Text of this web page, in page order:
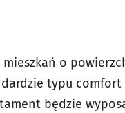
o
typu comfort
będzie